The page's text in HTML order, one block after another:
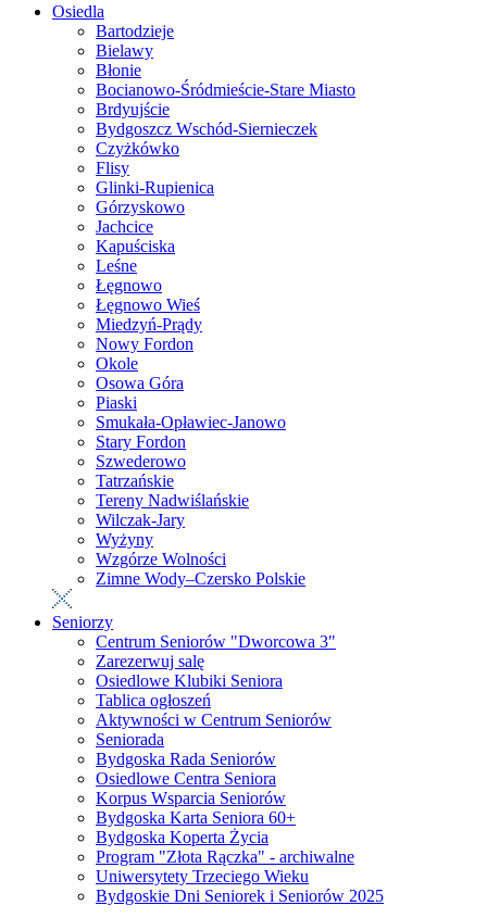
Osiedla
Bartodzieje
Bielawy
Błonie
Bocianowo-Śródmieście-Stare Miasto
Brdyujście
Bydgoszcz Wschód-Siernieczek
Czyżkówko
Flisy
Glinki-Rupienica
Górzyskowo
Jachcice
Kapuściska
Leśne
Łęgnowo
Łęgnowo Wieś
Miedzyń-Prądy
Nowy Fordon
Okole
Osowa Góra
Piaski
Smukała-Opławiec-Janowo
Stary Fordon
Szwederowo
Tatrzańskie
Tereny Nadwiślańskie
Wilczak-Jary
Wyżyny
Wzgórze Wolności
Zimne Wody–Czersko Polskie
Seniorzy
Centrum Seniorów "Dworcowa 3"
Zarezerwuj salę
Osiedlowe Klubiki Seniora
Tablica ogłoszeń
Aktywności w Centrum Seniorów
Seniorada
Bydgoska Rada Seniorów
Osiedlowe Centra Seniora
Korpus Wsparcia Seniorów
Bydgoska Karta Seniora 60+
Bydgoska Koperta Życia
Program "Złota Rączka" - archiwalne
Uniwersytety Trzeciego Wieku
Bydgoskie Dni Seniorek i Seniorów 2025